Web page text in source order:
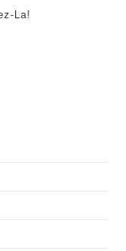
La!